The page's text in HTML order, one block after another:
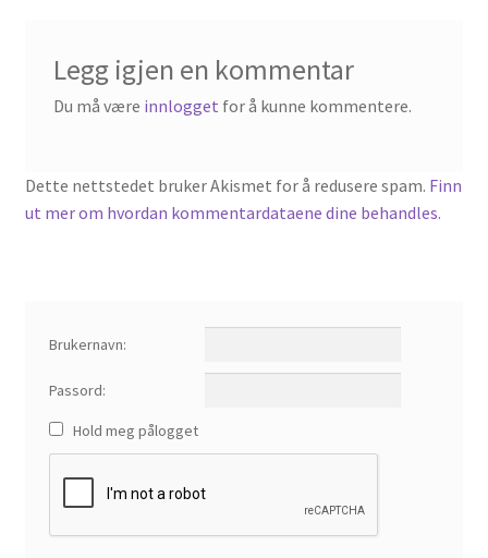
Legg igjen en kommentar
Du må være innlogget for å kunne kommentere.
Dette nettstedet bruker Akismet for å redusere spam. Finn
ut mer om hvordan kommentardataene dine behandles.
Brukernavn:
Passord:
Hold meg pålogget